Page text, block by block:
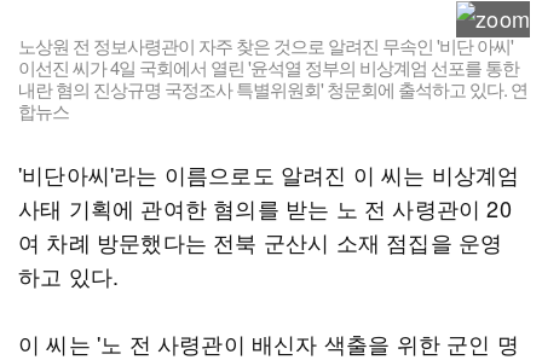
노상원 전 정보사령관이 자주 찾은 것으로 알려진 무속인 '비단 아씨'
이선진 씨가 4일 국회에서 열린 '윤석열 정부의 비상계엄 선포를 통한
내란 혐의 진상규명 국정조사 특별위원회' 청문회에 출석하고 있다. 연
합뉴스
'비단아씨'라는 이름으로도 알려진 이 씨는 비상계엄
사태 기획에 관여한 혐의를 받는 노 전 사령관이 20
여 차례 방문했다는 전북 군산시 소재 점집을 운영
하고 있다.
이 씨는 '노 전 사령관이 배신자 색출을 위한 군인 명